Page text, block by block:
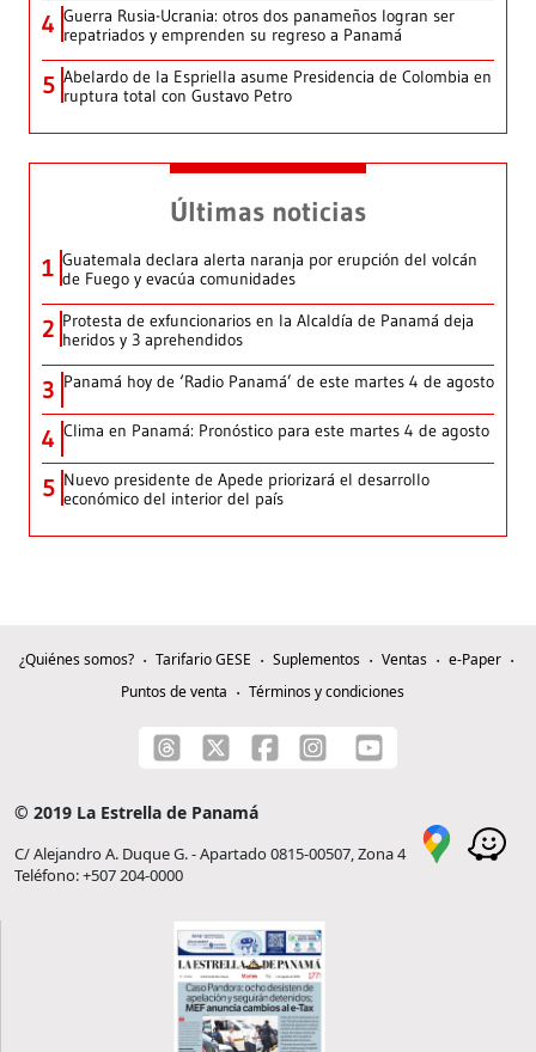
4 Guerra Rusia-Ucrania: otros dos panameños logran ser
repatriados y emprenden su regreso a Panamá
5 Abelardo de la Espriella asume Presidencia de Colombia en
ruptura total con Gustavo Petro
Últimas noticias
1 Guatemala declara alerta naranja por erupción del volcán
de Fuego y evacúa comunidades
2 Protesta de exfuncionarios en la Alcaldía de Panamá deja
heridos y 3 aprehendidos
3 Panamá hoy de ‘Radio Panamá’ de este martes 4 de agosto
4 Clima en Panamá: Pronóstico para este martes 4 de agosto
5 Nuevo presidente de Apede priorizará el desarrollo
económico del interior del país
¿Quiénes somos? Tarifario GESE Suplementos Ventas
e-Paper
Puntos de venta
Términos y condiciones
© 2019 La Estrella de Panamá
C/ Alejandro A. Duque G. - Apartado 0815-00507, Zona 4
Teléfono: +507 204-0000